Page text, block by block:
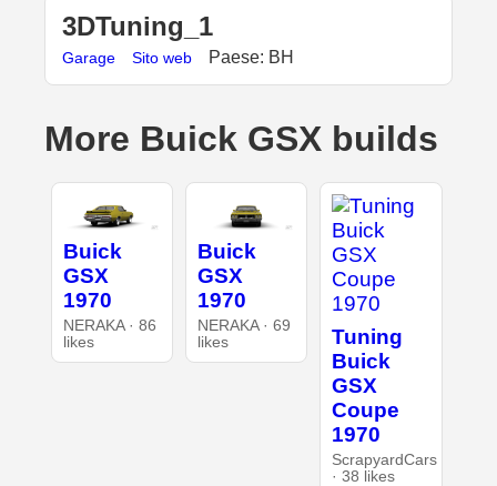
3DTuning_1
Garage Sito web Paese: BH
More Buick GSX builds
Buick
GSX
1970
NERAKA · 86
likes
Buick
GSX
1970
NERAKA · 69
likes
Tuning
Buick
GSX
Coupe
1970
ScrapyardCars
· 38 likes